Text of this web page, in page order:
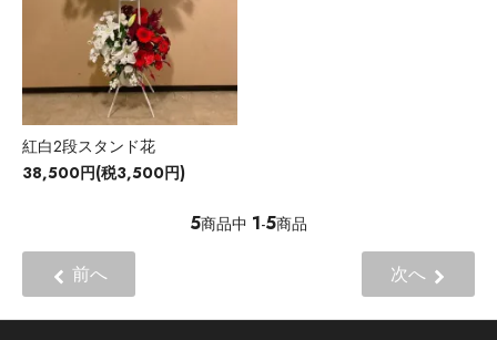
紅白2段スタンド花
38,500円(税3,500円)
5商品中 1-5商品
前へ 次へ